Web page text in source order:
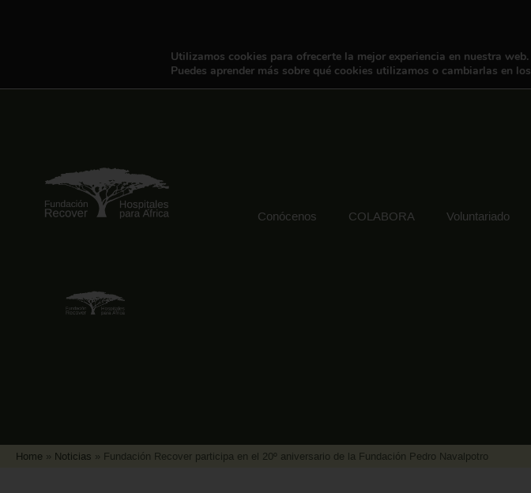
Conócenos COLABORA Voluntariado
Home » Noticias » Fundación Recover participa en el 20º aniversario de la Fundación Pedro Navalpotro
Utilizamos cookies para ofrecerte la mejor experiencia en nuestra web.
Puedes aprender más sobre qué cookies utilizamos o cambiarlas en los